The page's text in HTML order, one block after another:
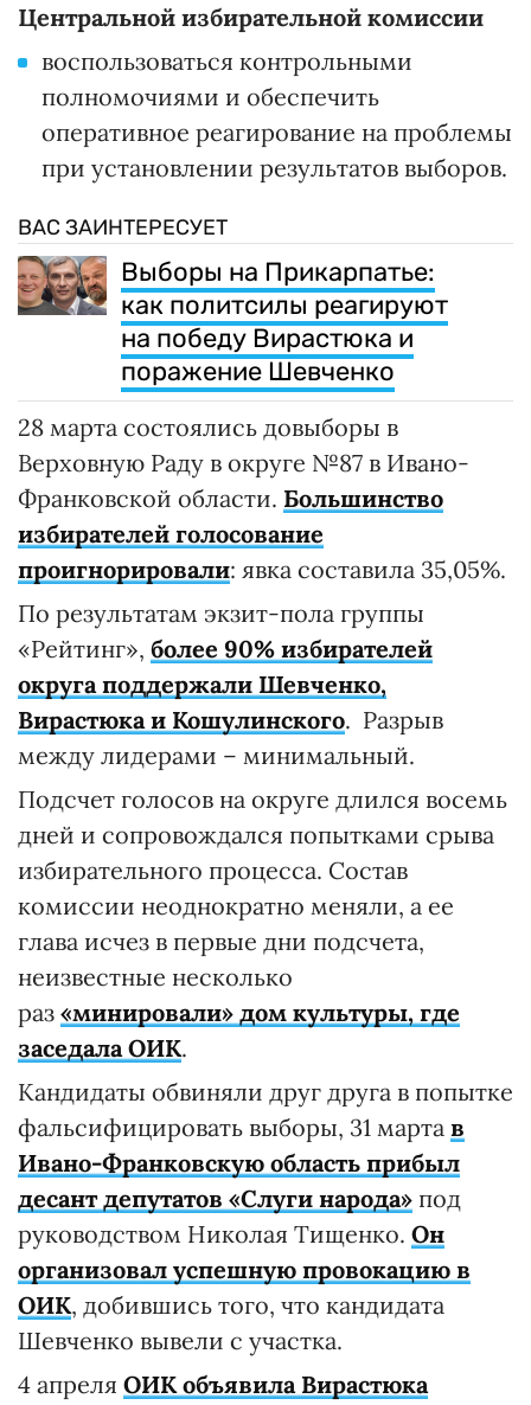
Центральной избирательной комиссии
воспользоваться контрольными
полномочиями и обеспечить
оперативное реагирование на проблемы
при установлении результатов выборов.
ВАС ЗАИНТЕРЕСУЕТ
Выборы на Прикарпатье:
как политсилы реагируют
на победу Вирастюка и
поражение Шевченко
28 марта состоялись довыборы в
Верховную Раду в округе №87 в Ивано-
Франковской области. Большинство
избирателей голосование
проигнорировали: явка составила 35,05%.
По результатам экзит-пола группы
«Рейтинг», более 90% избирателей
округа поддержали Шевченко,
Вирастюка и Кошулинского. Разрыв
между лидерами – минимальный.
Подсчет голосов на округе длился восемь
дней и сопровождался попытками срыва
избирательного процесса. Состав
комиссии неоднократно меняли, а ее
глава исчез в первые дни подсчета,
неизвестные несколько
раз «минировали» дом культуры, где
заседала ОИК.
Кандидаты обвиняли друг друга в попытке
фальсифицировать выборы, 31 марта в
Ивано-Франковскую область прибыл
десант депутатов «Слуги народа» под
руководством Николая Тищенко. Он
организовал успешную провокацию в
ОИК, добившись того, что кандидата
Шевченко вывели с участка.
4 апреля ОИК объявила Вирастюка